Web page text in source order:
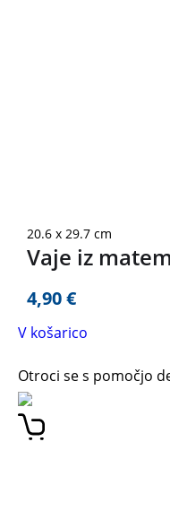
20.6 x 29.7 cm
Vaje iz
4,90€
V košarico
Otroci se s pomočjo